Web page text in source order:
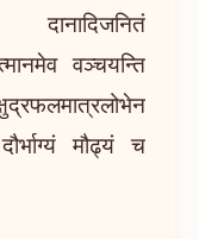
वञ्चयन्ति
मौढ्यं च